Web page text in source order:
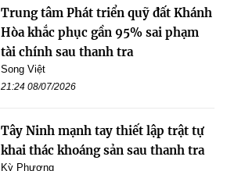
Trung tâm Phát triển quỹ đất Khánh
Hòa khắc phục gần 95% sai phạm
tài chính sau thanh tra
Song Việt
21:24 08/07/2026
Tây Ninh mạnh tay thiết lập trật tự
khai thác khoáng sản sau thanh tra
Kỳ Phương